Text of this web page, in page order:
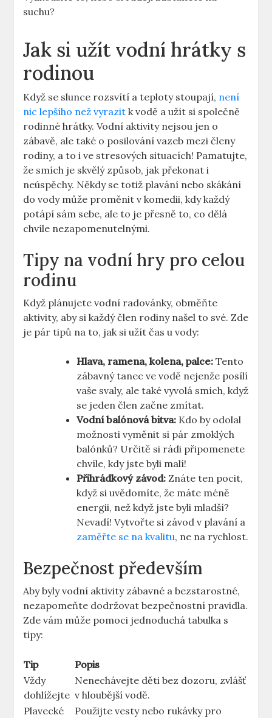
suchu?
Jak si užít vodní hrátky s
rodinou
Když se slunce rozsvítí a teploty stoupají, není
nic lepšího než vyrazit k vodě a užít si společně
rodinné hrátky. Vodní aktivity nejsou jen o
zábavě, ale také o posilování vazeb mezi členy
rodiny, a to i ve stresových situacích! Pamatujte,
že smích je skvělý způsob, jak překonat i
neúspěchy. Někdy se totiž plavání nebo skákání
do vody může proměnit v komedii, kdy každý
potápí sám sebe, ale to je přesně to, co dělá
chvíle nezapomenutelnými.
Tipy na vodní hry pro celou
rodinu
Když plánujete vodní radovánky, obměňte
aktivity, aby si každý člen rodiny našel to své. Zde
je pár tipů na to, jak si užít čas u vody:
Hlava, ramena, kolena, palce: Tento
zábavný tanec ve vodě nejenže posílí
vaše svaly, ale také vyvolá smích, když
se jeden člen začne zmítat.
Vodní balónová bitva: Kdo by odolal
možnosti vyměnit si pár zmoklých
balónků? Určitě si rádi připomenete
chvíle, kdy jste byli malí!
Přihrádkový závod: Znáte ten pocit,
když si uvědomíte, že máte méně
energii, než když jste byli mladší?
Nevadí! Vytvořte si závod v plavání a
zaměřte se na kvalitu, ne na rychlost.
Bezpečnost především
Aby byly vodní aktivity zábavné a bezstarostné,
nezapomeňte dodržovat bezpečnostní pravidla.
Zde vám může pomoci jednoduchá tabulka s
tipy:
Tip
Popis
Vždy
dohlížejte
Nenechávejte děti bez dozoru, zvlášť
v hloubější vodě.
Plavecké
Použijte vesty nebo rukávky pro